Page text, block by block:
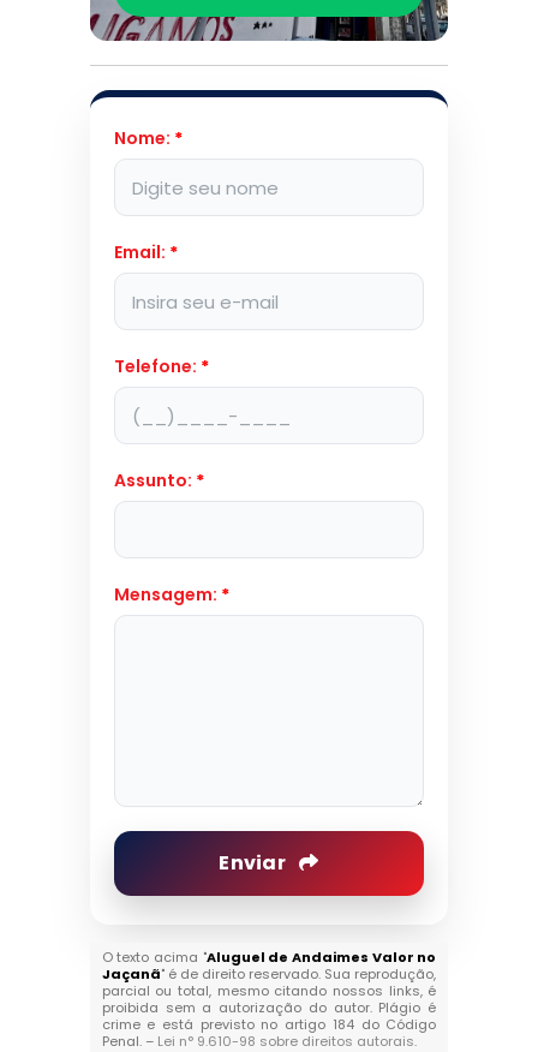
Nome: *
Email: *
Telefone: *
Assunto: *
Mensagem: *
Enviar
O texto acima "Aluguel de Andaimes Valor no
Jaçanã" é de direito reservado. Sua reprodução,
parcial ou total, mesmo citando nossos links, é
proibida sem a autorização do autor. Plágio é
crime e está previsto no artigo 184 do Código
Penal. – Lei n° 9.610-98 sobre direitos autorais.